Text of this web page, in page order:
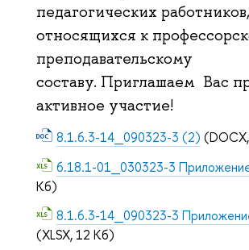
педагогических работников,
относящихся к
преподавательскому
составу. Приглашаем Вас
активное участие!
8.1.6.3-14_090323-3 (2)
6.18.1-01_030323-3
Кб)
8.1.6.3-14_090323-3
(XLSX, 12 Кб)